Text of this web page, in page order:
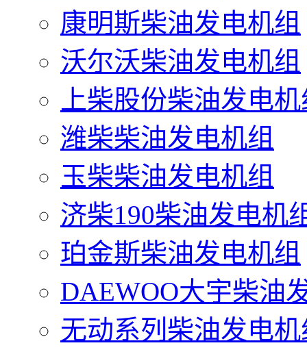
康明斯柴油发电机组
沃尔沃柴油发电机组
上柴股份柴油发电
潍柴柴油发电机组
玉柴柴油发电机组
济柴190柴油发电机
珀金斯柴油发电机组
DAEWOO大宇柴油
无动系列柴油发电机